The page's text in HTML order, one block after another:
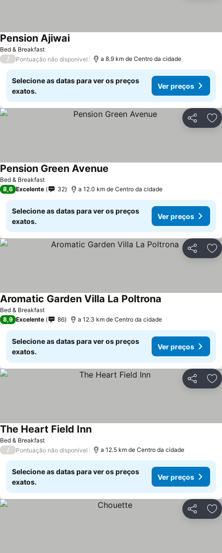
Bed & Breakfast
Pension Ajiwai
/ Pontuação não disponível a 8.9 km de Centro da cidade
Selecione as datas para ver os preços
exatos.
Ver preços
Partilhar
Bed & Breakfast
Pension Green Avenue
8,6 Excelente 32 a 12.0 km de Centro da cidade
Selecione as datas para ver os preços
exatos.
Ver preços
Partilhar
Bed & Breakfast
Aromatic Garden Villa La Poltrona
8,9 Excelente 86 a 12.3 km de Centro da cidade
Selecione as datas para ver os preços
exatos.
Ver preços
Partilhar
Bed & Breakfast
The Heart Field Inn
/ Pontuação não disponível a 12.5 km de Centro da cidade
Selecione as datas para ver os preços
exatos.
Ver preços
Partilhar